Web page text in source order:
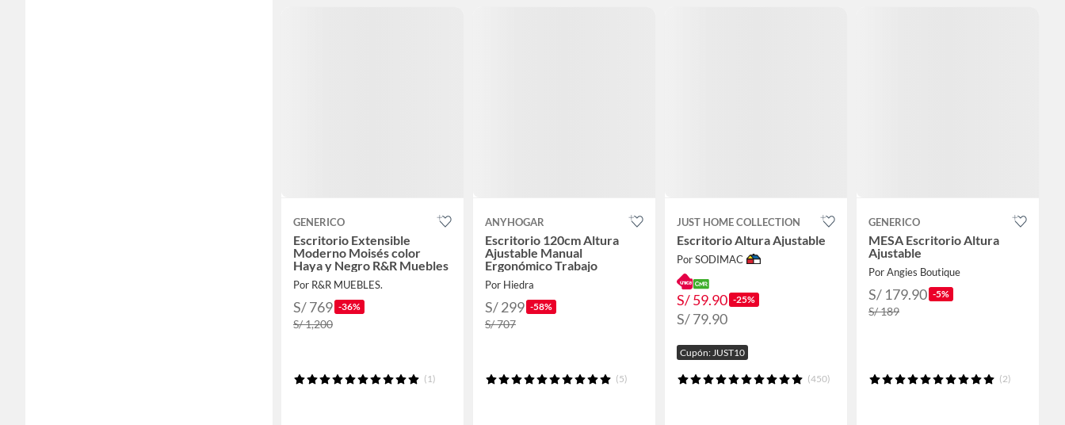
GENERICO
Escritorio Extensible
Moderno Moisés color
Haya y Negro R&R Muebles
Por R&R MUEBLES.
S/ 769 -36%
S/ 1,200
(1)
ANYHOGAR
Escritorio 120cm Altura
Ajustable Manual
Ergonómico Trabajo
Por Hiedra
S/ 299 -58%
S/ 707
(5)
JUST HOME COLLECTION
Escritorio Altura Ajustable
Por SODIMAC
S/ 59.90 -25%
S/ 79.90
Cupón: JUST10
(450)
GENERICO
MESA Escritorio Altura
Ajustable
Por Angies Boutique
S/ 179.90 -5%
S/ 189
(2)